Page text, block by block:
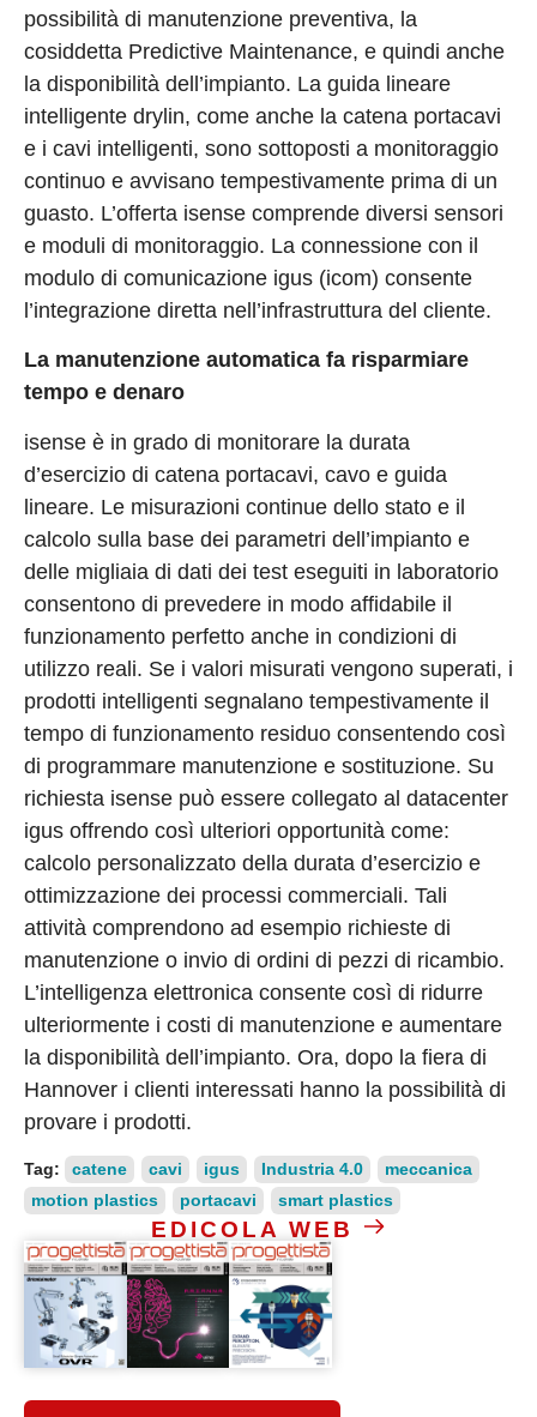
possibilità di manutenzione preventiva, la
cosiddetta Predictive Maintenance, e quindi anche
la disponibilità dell’impianto. La guida lineare
intelligente drylin, come anche la catena portacavi
e i cavi intelligenti, sono sottoposti a monitoraggio
continuo e avvisano tempestivamente prima di un
guasto. L’offerta isense comprende diversi sensori
e moduli di monitoraggio. La connessione con il
modulo di comunicazione igus (icom) consente
l’integrazione diretta nell’infrastruttura del cliente.
La manutenzione automatica fa risparmiare
tempo e denaro
isense è in grado di monitorare la durata
d’esercizio di catena portacavi, cavo e guida
lineare. Le misurazioni continue dello stato e il
calcolo sulla base dei parametri dell’impianto e
delle migliaia di dati dei test eseguiti in laboratorio
consentono di prevedere in modo affidabile il
funzionamento perfetto anche in condizioni di
utilizzo reali. Se i valori misurati vengono superati, i
prodotti intelligenti segnalano tempestivamente il
tempo di funzionamento residuo consentendo così
di programmare manutenzione e sostituzione. Su
richiesta isense può essere collegato al datacenter
igus offrendo così ulteriori opportunità come:
calcolo personalizzato della durata d’esercizio e
ottimizzazione dei processi commerciali. Tali
attività comprendono ad esempio richieste di
manutenzione o invio di ordini di pezzi di ricambio.
L’intelligenza elettronica consente così di ridurre
ulteriormente i costi di manutenzione e aumentare
la disponibilità dell’impianto. Ora, dopo la fiera di
Hannover i clienti interessati hanno la possibilità di
provare i prodotti.
Tag: catene cavi igus Industria 4.0
meccanica
motion plastics
portacavi smart plastics
EDICOLA WEB